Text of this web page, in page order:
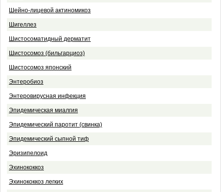
Шейно-лицевой актиномикоз
Шигеллез
Шистосоматидный дерматит
Шистосомоз (бильгарциоз)
Шистосомоз японский
Энтеробиоз
Энтеровирусная инфекция
Эпидемическая миалгия
Эпидемический паротит (свинка)
Эпидемический сыпной тиф
Эризипелоид
Эхинококкоз
Эхинококкоз легких